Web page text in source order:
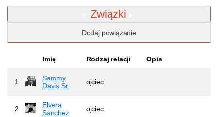
Związki
Dodaj powiązanie
Imię Rodzaj relacji Opis
1
Sammy
Davis Sr.
ojciec
2
Elvera
Sanchez
ojciec